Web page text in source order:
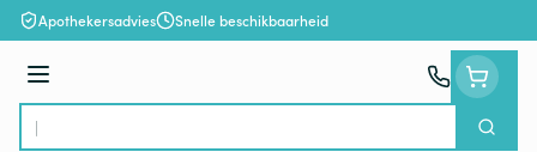
Ga naar de inhoud
Apothekersadvies Snelle beschikbaarheid
Menu
Product, merk, categorie...
Zoek